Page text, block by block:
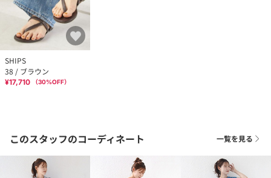
SHIPS
38 / ブラウン
¥17,710 （30%OFF）
このスタッフのコーディネート 一覧を見る